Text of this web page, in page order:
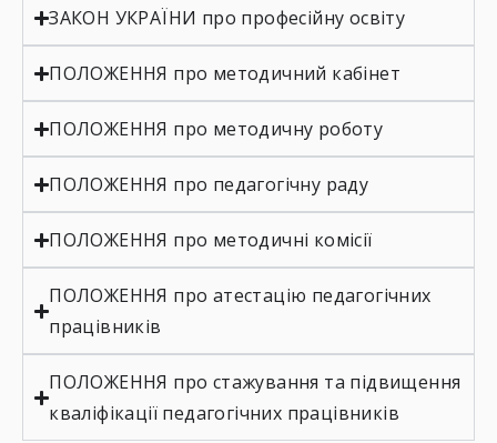
ЗАКОН УКРАЇНИ про професійну освіту
ПОЛОЖЕННЯ про методичний кабінет
ПОЛОЖЕННЯ про методичну роботу
ПОЛОЖЕННЯ про педагогічну раду
ПОЛОЖЕННЯ про методичні комісії
ПОЛОЖЕННЯ про атестацію педагогічних
працівників
ПОЛОЖЕННЯ про стажування та підвищення
кваліфікації педагогічних працівників